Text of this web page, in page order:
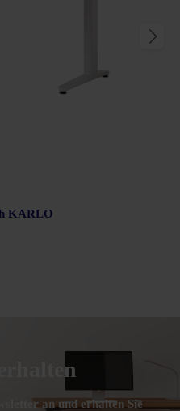
KARLO
an und erhalten Sie